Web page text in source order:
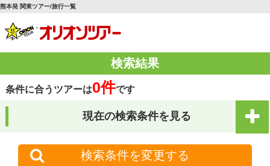
熊本発 関東ツアー/旅行一覧
検索結果
条件に合うツアーは0件です
現在の検索条件を見る
検索条件を変更する